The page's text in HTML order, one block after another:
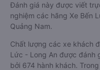
Đánh giá này được viết
nghiệm các hãng Xe Bến
Quảng Nam.
Chất lượng các xe khách
Lức - Long An được đánh
bởi 674 hành khách.